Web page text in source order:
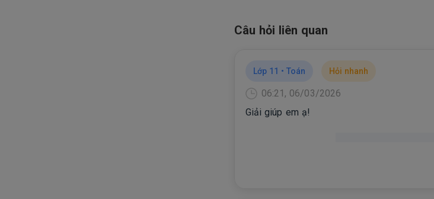
Câu hỏi liên quan
Lớp 11 • Toán Hỏi nhanh
06:21, 06/03/2026
Giải giúp em ạ!